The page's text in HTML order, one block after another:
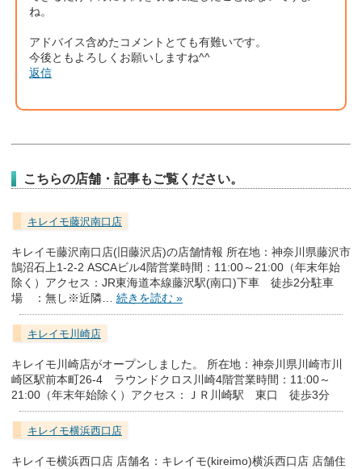
ね。
アドバイス含めたコメントとても有難いです。
今後ともよろしくお願いしますね^^
返信
こちらの店舗・記事もご覧ください。
キレイモ藤沢南口店
キレイモ藤沢南口店(旧藤沢店)の店舗情報 所在地：神奈川県藤沢市
鵠沼石上1-2-2 ASCAビル4階営業時間：11:00～21:00（年末年始
除く）アクセス：JR東海道本線藤沢駅(南口)下車 徒歩2分駐車
場 ：無し※近隣… 続きを読む »
キレイモ川崎店
キレイモ川崎店がオープンしました。 所在地：神奈川県川崎市川
崎区駅前本町26-4 ラウンドクロス川崎4階営業時間：11:00～
21:00（年末年始除く）アクセス：ＪＲ川崎駅 東口 徒歩3分
キレイモ横浜西口店
キレイモ横浜西口店 店舗名：キレイモ(kireimo)横浜西口店 店舗住